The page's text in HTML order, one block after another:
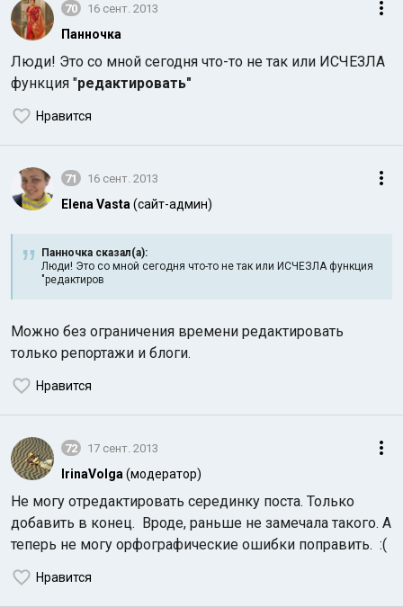
70 16 сент. 2013
Панночка
Люди! Это со мной сегодня что-то не так или ИСЧЕЗЛА
функция "редактировать"
Нравится
71 16 сент. 2013
Elena Vasta (сайт-админ)
Панночка сказал(а):
Люди! Это со мной сегодня что-то не так или ИСЧЕЗЛА функция
"редактиров
Можно без ограничения времени редактировать
только репортажи и блоги.
Нравится
72 17 сент. 2013
IrinaVolga (модератор)
Не могу отредактировать серединку поста. Только
добавить в конец. Вроде, раньше не замечала такого. А
теперь не могу орфографические ошибки поправить. :(
Нравится